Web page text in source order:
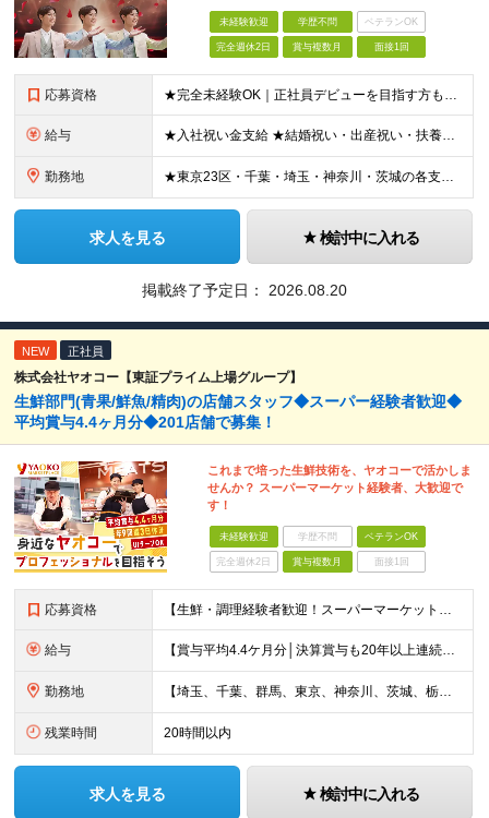
未経験歓迎 学歴不問 ベテランOK
完全週休2日 賞与複数月 面接1回
応募資格 ★完全未経験OK｜正社員デビューを目指す方も大歓迎！子育て世代も活躍中！ ★応募資格を満たす方は全員面接いたします！（面接1回） ■学歴不問 ■普通免許をお持ちの方（AT限定可） ■40歳以下の方（
給与 ★入社祝い金支給 ★結婚祝い・出産祝い・扶養手当・家族手当・退職金制度など福利厚生も充実しています！ 月給19.2万円～21.4万円＋賞与年2回 ※研修期間2ヶ月：月給額から-1.2万円の支給にな
勤務地 ★東京23区・千葉・埼玉・神奈川・茨城の各支店 ★転居を伴う転勤なし ★希望や通勤時間を考慮して決定します ★U・Iターン歓迎！ ▼東京都 ・板橋支店 東京都板橋区東坂下 ・新砂支店 東京都江東区
求人を見る 検討中に入れる
掲載終了予定日： 2026.08.20
NEW 正社員
株式会社ヤオコー【東証プライム上場グループ】
生鮮部門(青果/鮮魚/精肉)の店舗スタッフ◆スーパー経験者歓迎◆
平均賞与4.4ヶ月分◆201店舗で募集！
これまで培った生鮮技術を、ヤオコーで活かしま
せんか？ スーパーマーケット経験者、大歓迎で
す！
未経験歓迎 学歴不問 ベテランOK
完全週休2日 賞与複数月 面接1回
応募資格 【生鮮・調理経験者歓迎！スーパーマーケット経験者は特に歓迎します◎】 ◆高卒以上 ◆いずれかのご経験をお持ちの方 ・スーパーの生鮮売場（鮮魚・精肉・青果）での勤務経験がある方 ・鮮魚専門店や精肉専門店
給与 【賞与平均4.4ケ月分│決算賞与も20年以上連続で支給中！】 ◆月給：258,400円～418,000円＋残業代＋各種手当 ※給与は前職での経験、スキルを考慮し、決定します ※残業代は全額支給します
勤務地 【埼玉、千葉、群馬、東京、神奈川、茨城、栃木の各店舗で積極採用中！U・Iターン歓迎】 【群馬県】 安中/伊勢崎/太田/桐生/高崎/館林/富岡/ 中之条/藤岡/前橋 【茨城県】 古河/取手/竜ヶ崎
残業時間 20時間以内
求人を見る 検討中に入れる